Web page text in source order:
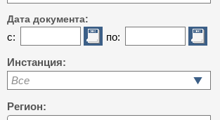
Дата документа:
с: по:
Инстанция:
Все
Регион: